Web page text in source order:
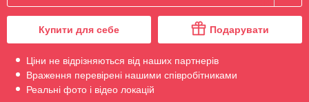
Купити для себе Подарувати
Ціни не відрізняються від наших партнерів
Враження перевірені нашими співробітниками
Реальні фото і відео локацій